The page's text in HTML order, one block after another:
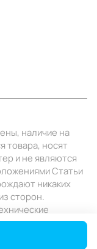
наличие на
товара, носят
и не являются
Статьи
никаких
сторон.
в день